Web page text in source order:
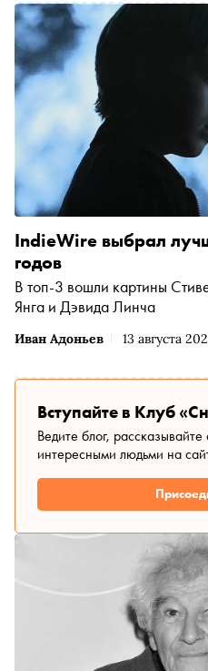
социальному или
периоду, но на самом деле
описывают эпоху, страну,
раскрывая для зрителя в
людей, и мир сквозь призму
выбрал семь фильмов
увидеть
Иван Адоньев 13 августа
IndieWire выбрал
годов
В топ-3 вошли картины
Янга и Дэвида Линча
Вступайте в Клуб
Ведите блог,
интересными людьми на